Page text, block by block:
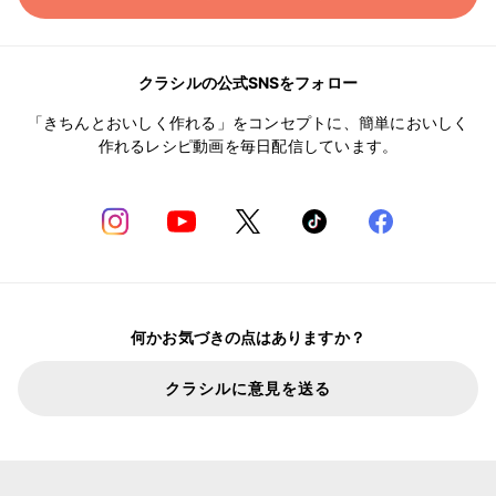
クラシルの公式SNSをフォロー
「きちんとおいしく作れる」をコンセプトに、簡単においしく
作れるレシピ動画を毎日配信しています。
何かお気づきの点はありますか？
クラシルに意見を送る